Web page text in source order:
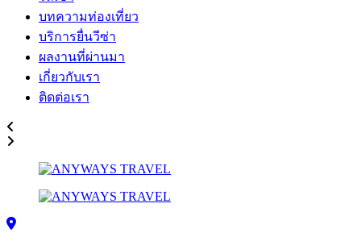
บทความท่องเที่ยว
บริการยื่นวีซ่า
ผลงานที่ผ่านมา
เกี่ยวกับเรา
ติดต่อเรา